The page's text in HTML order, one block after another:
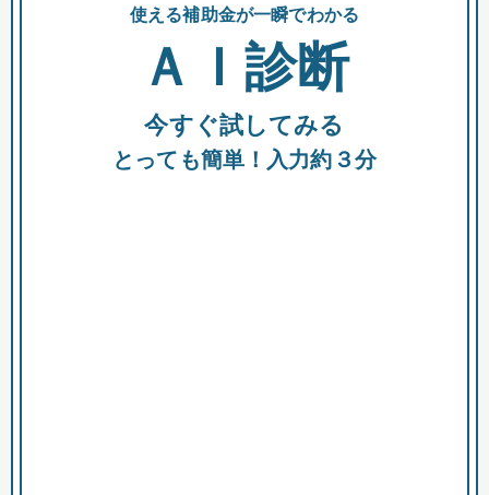
全国の検索結果を含めて表示
助成金 融資 出資
使える補助金が一瞬でわかる
ＡＩ診断
今すぐ試してみる
とっても簡単！入力約３分